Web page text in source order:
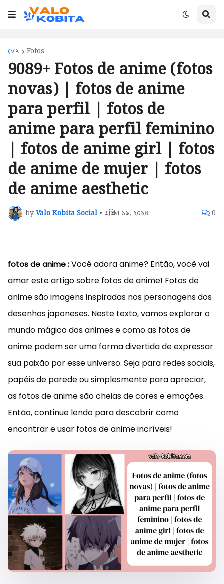
হোম Fotos
9089+ Fotos de anime (fotos
novas) | fotos de anime
para perfil | fotos de
anime para perfil feminino
| fotos de anime girl | fotos
de anime de mujer | fotos
de anime aesthetic
byValo Kobita Social • এপ্রিল ১৯, ২০২৪ 0
fotos de anime :Você adora anime? Então, você vai
amar este artigo sobre fotos de anime! Fotos de
anime são imagens inspiradas nos personagens dos
desenhos japoneses. Neste texto, vamos explorar o
mundo mágico dos animes e como as fotos de
anime podem ser uma forma divertida de expressar
sua paixão por esse universo. Seja para redes sociais,
papéis de parede ou simplesmente para apreciar,
as fotos de anime são cheias de cores e emoções.
Então, continue lendo para descobrir como
encontrar e usar fotos de anime incríveis!